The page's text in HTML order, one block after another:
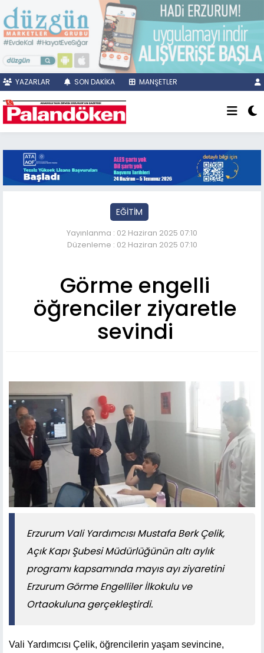
YAZARLAR SON DAKİKA MANŞETLER
EĞİTİM
Yayınlanma : 02 Haziran 2025 07:10
Düzenleme : 02 Haziran 2025 07:10
Görme engelli
öğrenciler ziyaretle
sevindi
Erzurum Vali Yardımcısı Mustafa Berk Çelik,
Açık Kapı Şubesi Müdürlüğünün altı aylık
programı kapsamında mayıs ayı ziyaretini
Erzurum Görme Engelliler İlkokulu ve
Ortaokuluna gerçekleştirdi.
Vali Yardımcısı Çelik, öğrencilerin yaşam sevincine,